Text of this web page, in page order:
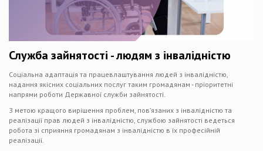
Служба зайнятості - людям з інвалідністю
Соціальна адаптація та працевлаштування людей з інвалідністю,
надання якісних соціальних послуг таким громадянам - пріоритетні
напрями роботи Державної служби зайнятості.
З метою кращого вирішення проблем, пов’язаних з інвалідністю та
реалізації прав людей з інвалідністю, службою зайнятості ведеться
робота зі сприяння громадянам з інвалідністю в їх професійній
реалізації.